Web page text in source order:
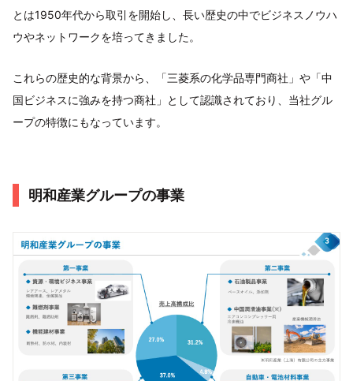
とは1950年代から取引を開始し、長い歴史の中でビジネスノウハ
ウやネットワークを培ってきました。
これらの歴史的な背景から、「三菱系の化学品専門商社」や「中
国ビジネスに強みを持つ商社」として認識されており、当社グル
ープの特徴にもなっています。
明和産業グループの事業